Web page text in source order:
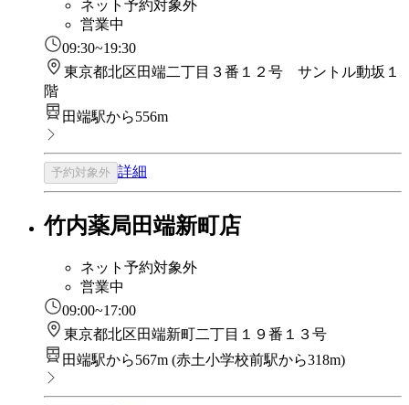
ネット予約対象外
営業中
09:30~19:30
東京都北区田端二丁目３番１２号 サントル動坂１
階
田端駅から556m
予約対象外 詳細
竹内薬局田端新町店
ネット予約対象外
営業中
09:00~17:00
東京都北区田端新町二丁目１９番１３号
田端駅から567m (赤土小学校前駅から318m)